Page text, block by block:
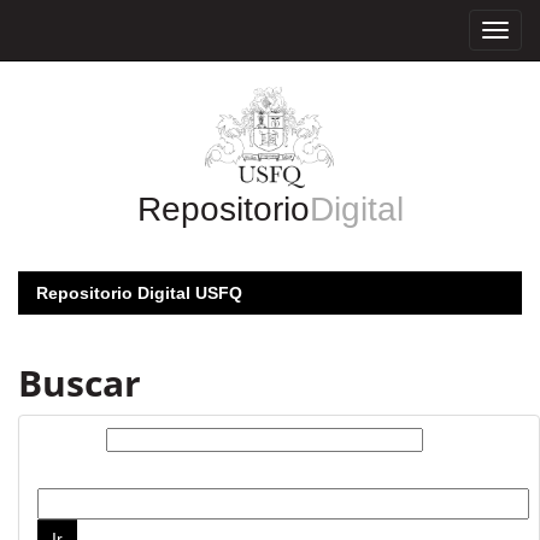
RepositorioDigital
Repositorio Digital USFQ
Buscar